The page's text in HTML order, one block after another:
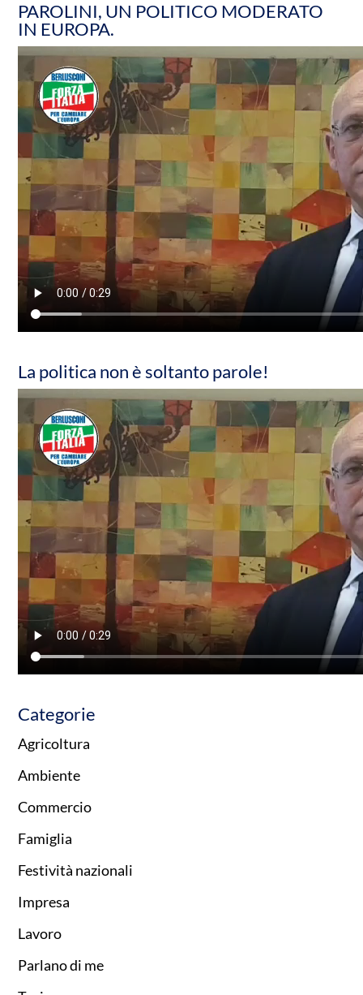
PAROLINI, UN POLITICO MODERATO
IN EUROPA.
La politica non è soltanto parole!
Categorie
Agricoltura
Ambiente
Commercio
Famiglia
Festività nazionali
Impresa
Lavoro
Parlano di me